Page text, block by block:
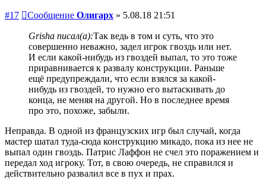
#17 Сообщение Олигарх » 5.08.18 21:51
Grisha писал(а):Так ведь в том и суть, что это
совершенно неважно, задел игрок гвоздь или нет.
И если какой-нибудь из гвоздей выпал, то это тоже
приравнивается к развалу конструкции. Раньше
ещё предупреждали, что если взялся за какой-
нибудь из гвоздей, то нужно его вытаскивать до
конца, не меняя на другой. Но в последнее время
про это, похоже, забыли.
Неправда. В одной из французских игр был случай, когда
мастер шатал туда-сюда конструкцию микадо, пока из нее не
выпал один гвоздь. Патрис Лаффон не счел это поражением и
передал ход игроку. Тот, в свою очередь, не справился и
действительно развалил все в пух и прах.